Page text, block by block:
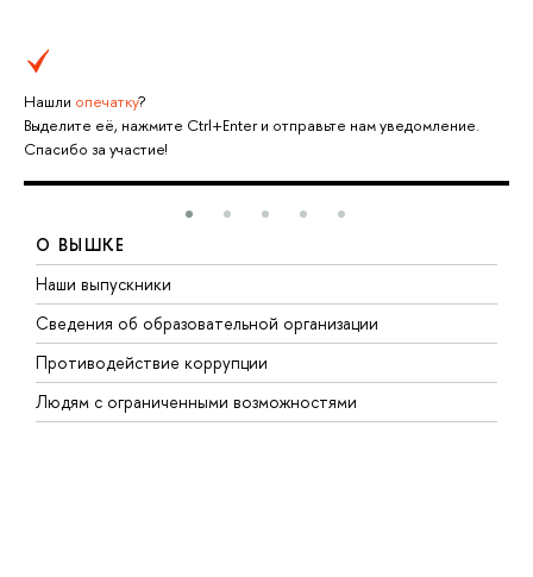
Нашли опечатку?
Выделите её, нажмите Ctrl+Enter и отправьте нам уведомление.
Спасибо за участие!
О ВЫШКЕ
Наши выпускники
Сведения об образовательной организации
Противодействие коррупции
Людям с ограниченными возможностями